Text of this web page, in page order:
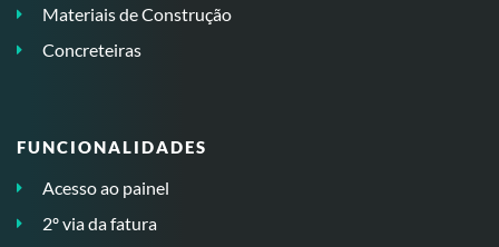
Materiais de Construção
Concreteiras
FUNCIONALIDADES
Acesso ao painel
2º via da fatura